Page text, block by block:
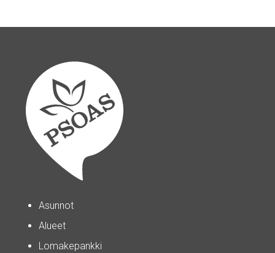
Asunnot
Alueet
Lomakepankki